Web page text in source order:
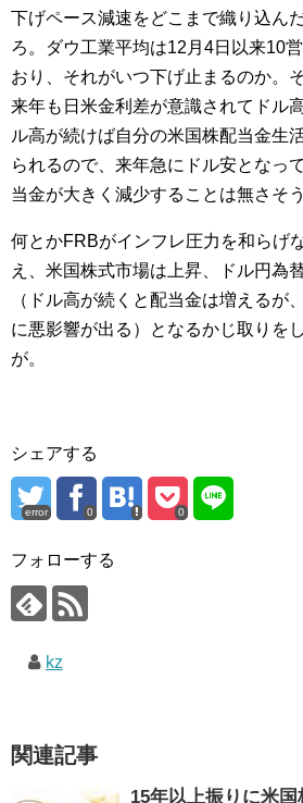
下げペース減速をどこまで織り込ん
ろ。ダウ工業平均は12月4日以来10
おり、それがいつ下げ止まるのか。
来年も日米金利差が意識されてドル
ル高が続けば自分の米国株配当金生
られるので、来年急にドル安となっ
当金が大きく減少することは無さそ
何とかFRBがインフレ圧力を和らげ
え、米国株式市場は上昇、ドル円為
（ドル高が続くと配当金は増えるが
に悪影響が出る）となるかじ取りを
が。
シェアする
error 0 0
フォローする
kz
関連記事
15年以上振りに米